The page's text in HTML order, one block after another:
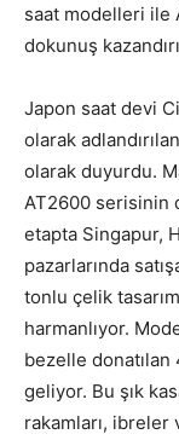
saat modelleri ile
dokunuş
Japon saat devi
olarak
olarak duyurdu.
AT2600 serisinin
etapta Singapur,
pazarlarında
tonlu çelik
harmanlıyor.
bezelle
geliyor. Bu şık
rakamları,